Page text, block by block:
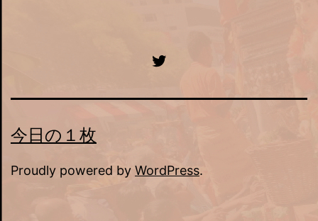
今日の１枚
Proudly powered by WordPress.